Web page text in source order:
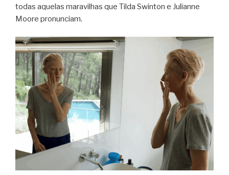
todas aquelas maravilhas que Tilda Swinton e Julianne
Moore pronunciam.